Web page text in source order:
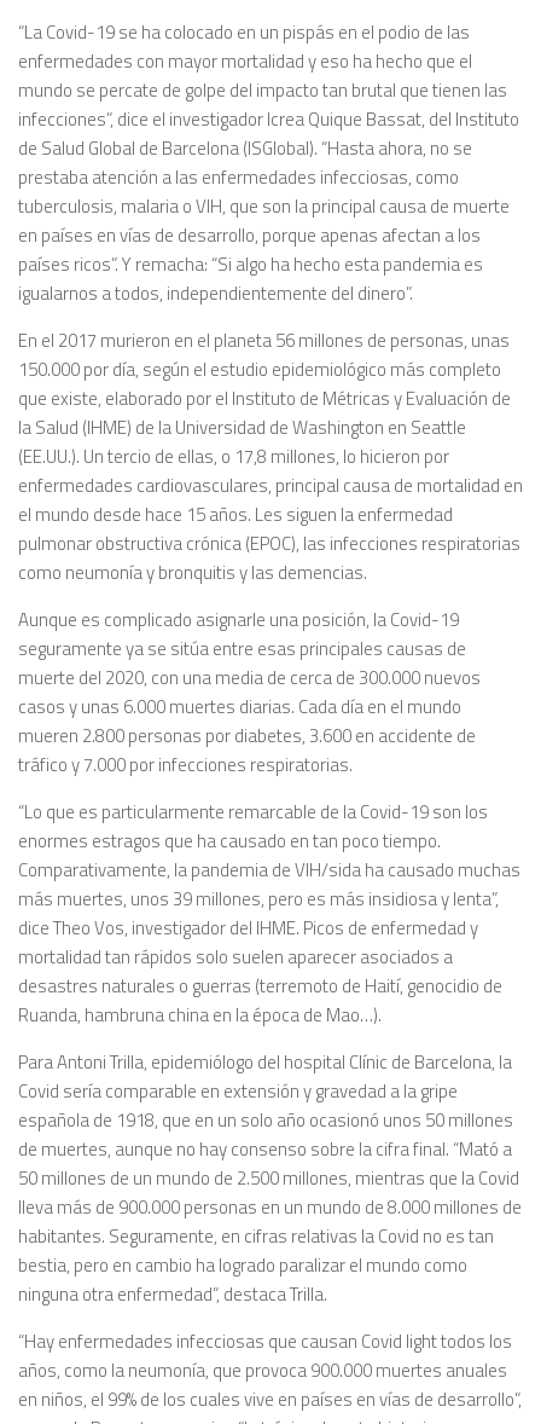
“La Covid-19 se ha colocado en un pispás en el podio de las
enfermedades con mayor mortalidad y eso ha hecho que el
mundo se percate de golpe del impacto tan brutal que tienen las
infecciones”, dice el investigador Icrea Quique Bassat, del Instituto
de Salud Global de Barcelona (ISGlobal). “Hasta ahora, no se
prestaba atención a las enfermedades infecciosas, como
tuberculosis, malaria o VIH, que son la principal causa de muerte
en países en vías de desarrollo, porque apenas afectan a los
países ricos”. Y remacha: “Si algo ha hecho esta pandemia es
igualarnos a todos, independientemente del dinero”.
En el 2017 murieron en el planeta 56 millones de personas, unas
150.000 por día, según el estudio epidemiológico más completo
que existe, elaborado por el Instituto de Métricas y Evaluación de
la Salud (IHME) de la Universidad de Washington en Seattle
(EE.UU.). Un tercio de ellas, o 17,8 millones, lo hicieron por
enfermedades cardiovasculares, principal causa de mortalidad en
el mundo desde hace 15 años. Les siguen la enfermedad
pulmonar obstructiva crónica (EPOC), las infecciones respiratorias
como neumonía y bronquitis y las demencias.
Aunque es complicado asignarle una posición, la Covid-19
seguramente ya se sitúa entre esas principales causas de
muerte del 2020, con una media de cerca de 300.000 nuevos
casos y unas 6.000 muertes diarias. Cada día en el mundo
mueren 2.800 personas por diabetes, 3.600 en accidente de
tráfico y 7.000 por infecciones respiratorias.
“Lo que es particularmente remarcable de la Covid-19 son los
enormes estragos que ha causado en tan poco tiempo.
Comparativamente, la pandemia de VIH/sida ha causado muchas
más muertes, unos 39 millones, pero es más insidiosa y lenta”,
dice Theo Vos, investigador del IHME. Picos de enfermedad y
mortalidad tan rápidos solo suelen aparecer asociados a
desastres naturales o guerras (terremoto de Haití, genocidio de
Ruanda, hambruna china en la época de Mao…).
Para Antoni Trilla, epidemiólogo del hospital Clínic de Barcelona, la
Covid sería comparable en extensión y gravedad a la gripe
española de 1918, que en un solo año ocasionó unos 50 millones
de muertes, aunque no hay consenso sobre la cifra final. “Mató a
50 millones de un mundo de 2.500 millones, mientras que la Covid
lleva más de 900.000 personas en un mundo de 8.000 millones de
habitantes. Seguramente, en cifras relativas la Covid no es tan
bestia, pero en cambio ha logrado paralizar el mundo como
ninguna otra enfermedad”, destaca Trilla.
“Hay enfermedades infecciosas que causan Covid lighttodos los
años, como la neumonía, que provoca 900.000 muertes anuales
en niños, el 99% de los cuales vive en países en vías de desarrollo”,